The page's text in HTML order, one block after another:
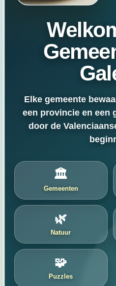
Elke gemeente
een provincie en een
door de
🏛️
Gemeenten
🌿
Natuur
🧩
Puzzles